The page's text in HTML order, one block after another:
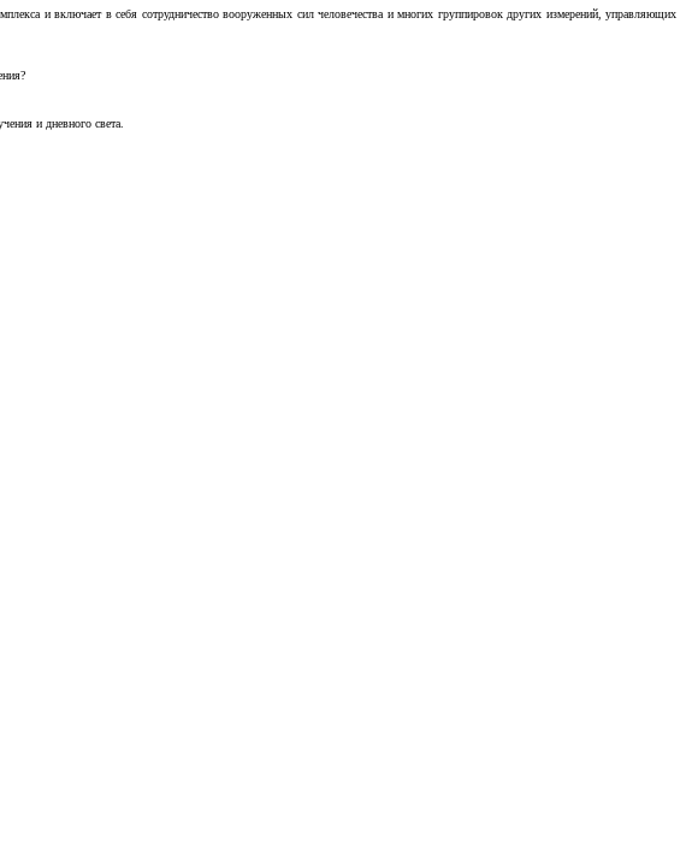
и включает в себя сотрудничество вооруженных сил человечества и многих группировок других измерений, управляющих
и дневного света.